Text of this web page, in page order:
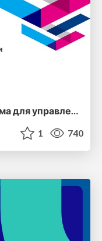
Modeus — цифровая платформа для управления индивидуальными образовательными траекториями
1 740